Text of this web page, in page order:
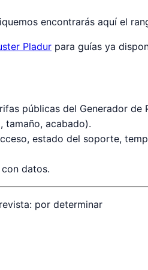
encontrarás aquí el
Pladur para guías ya
públicas del Generador de
tamaño, acabado).
estado del soporte,
datos.
por determinar